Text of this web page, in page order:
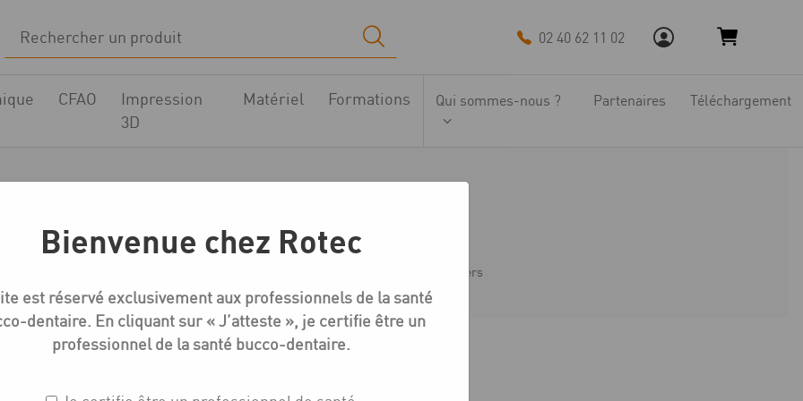
02 40 62 11 02
CFAO
Impression
3D
Matériel Formations Qui sommes-nous ? Partenaires Téléchargement
Medentika R-Série Piliers
Bienvenue chez Rotec
est réservé exclusivement aux professionnels de la santé
dentaire. En cliquant sur « J’atteste », je certifie être un
professionnel de la santé bucco-dentaire.